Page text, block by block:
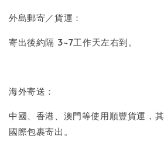
外島郵寄／貨運：
寄出後約隔 3~7工作天左右到。
海外寄送：
中國、香港、澳門等使用順豐貨運，
國際包裹寄出。